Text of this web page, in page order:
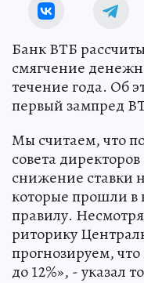
Банк ВТБ
смягчение
течение года. Об
первый зампред
Мы считаем, что
совета
снижение ставки
которые прошли в
правилу.
риторику
прогнозируем, что
до 12%», - указал